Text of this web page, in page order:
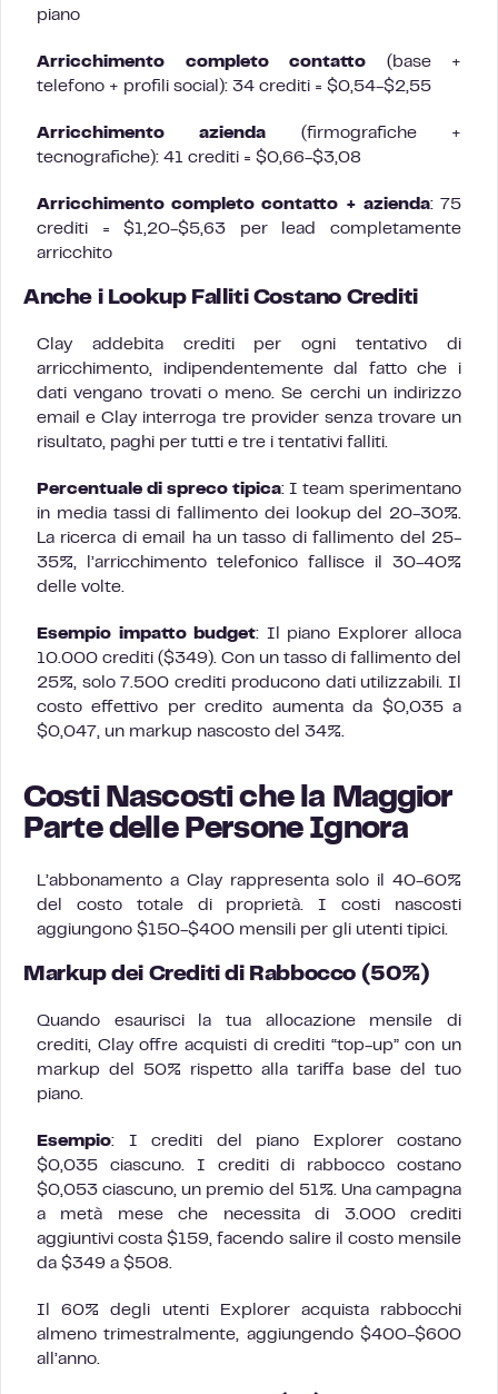
piano
Arricchimento completo contatto (base +
telefono + profili social): 34 crediti = $0,54-$2,55
Arricchimento azienda (firmografiche +
tecnografiche): 41 crediti = $0,66-$3,08
Arricchimento completo contatto + azienda: 75
crediti = $1,20-$5,63 per lead completamente
arricchito
Anche i Lookup Falliti Costano Crediti
Clay addebita crediti per ogni tentativo di
arricchimento, indipendentemente dal fatto che i
dati vengano trovati o meno. Se cerchi un indirizzo
email e Clay interroga tre provider senza trovare un
risultato, paghi per tutti e tre i tentativi falliti.
Percentuale di spreco tipica: I team sperimentano
in media tassi di fallimento dei lookup del 20-30%.
La ricerca di email ha un tasso di fallimento del 25-
35%, l’arricchimento telefonico fallisce il 30-40%
delle volte.
Esempio impatto budget: Il piano Explorer alloca
10.000 crediti ($349). Con un tasso di fallimento del
25%, solo 7.500 crediti producono dati utilizzabili. Il
costo effettivo per credito aumenta da $0,035 a
$0,047, un markup nascosto del 34%.
Costi Nascosti che la Maggior
Parte delle Persone Ignora
L’abbonamento a Clay rappresenta solo il 40-60%
del costo totale di proprietà. I costi nascosti
aggiungono $150-$400 mensili per gli utenti tipici.
Markup dei Crediti di Rabbocco (50%)
Quando esaurisci la tua allocazione mensile di
crediti, Clay offre acquisti di crediti “top-up” con un
markup del 50% rispetto alla tariffa base del tuo
piano.
Esempio: I crediti del piano Explorer costano
$0,035 ciascuno. I crediti di rabbocco costano
$0,053 ciascuno, un premio del 51%. Una campagna
a metà mese che necessita di 3.000 crediti
aggiuntivi costa $159, facendo salire il costo mensile
da $349 a $508.
Il 60% degli utenti Explorer acquista rabbocchi
almeno trimestralmente, aggiungendo $400-$600
all’anno.